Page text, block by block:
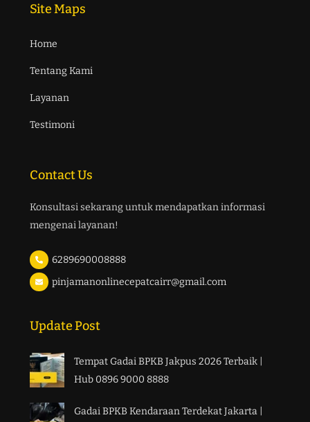
Site Maps
Home
Tentang Kami
Layanan
Testimoni
Contact Us
Konsultasi sekarang untuk mendapatkan informasi
mengenai layanan!
6289690008888
pinjamanonlinecepatcairr@gmail.com
Update Post
Tempat Gadai BPKB Jakpus 2026 Terbaik |
Hub 0896 9000 8888
Gadai BPKB Kendaraan Terdekat Jakarta |